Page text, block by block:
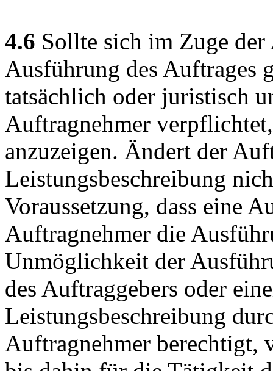
4.6 Sollte sich im Zuge der
Ausführung des Auftrages
tatsächlich oder juristisch
Auftragnehmer
anzuzeigen. Ändert der
Leistungsbeschreibung
Voraussetzung, dass eine
Auftrag­nehmer die
Unmöglichkeit der
des Auftraggebers oder
Leistungsbeschreibung
Auftragnehmer berechtigt,